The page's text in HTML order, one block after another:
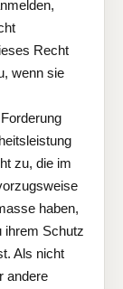
Recht
wenn sie
zu, die im
haben,
ihrem Schutz
Als nicht
andere